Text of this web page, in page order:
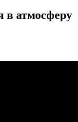
в атмосферу